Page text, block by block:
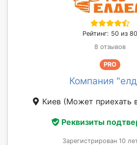
Рейтинг: 50 из 80
8 отзывов
PRO
Компания
Киев (Может приехать
Реквизиты
Зарегистрирован 10